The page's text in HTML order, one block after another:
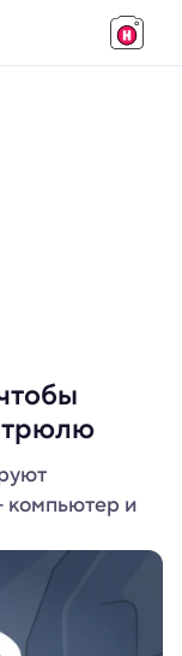
компьютер и